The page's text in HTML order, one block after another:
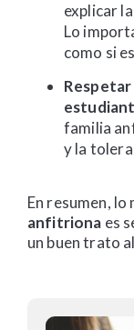
explicar
Lo
como si
familia
y la
En resumen,
anfitriona es
un buen trato